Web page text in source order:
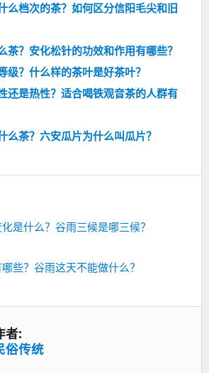
么档次的茶？如何区分信阳毛尖和旧
茶？安化松针的功效和作用有哪些？
级？什么样的茶叶是好茶叶？
还是热性？适合喝铁观音茶的人群有
么茶？六安瓜片为什么叫瓜片？
是什么？谷雨三候是哪三候？
些？谷雨这天不能做什么？
者:
俗传统